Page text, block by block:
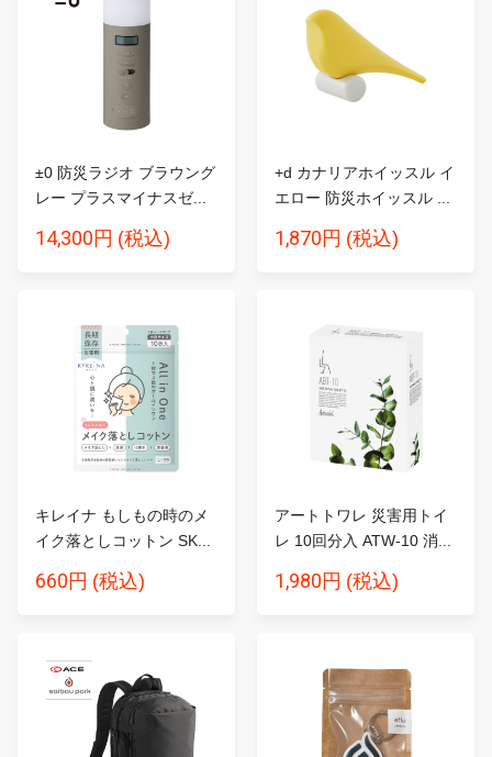
±0 防災ラジオ ブラウング
レー プラスマイナスゼ...
14,300円 (税込)
+d カナリアホイッスル イ
エロー 防災ホイッスル ...
1,870円 (税込)
キレイナ もしもの時のメ
イク落としコットン SK...
660円 (税込)
アートトワレ 災害用トイ
レ 10回分入 ATW-10 消...
1,980円 (税込)